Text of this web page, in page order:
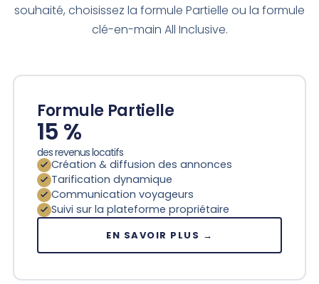
souhaité, choisissez la formule Partielle ou la formule
clé-en-main All Inclusive.
Formule Partielle
15 %
des revenus locatifs
Création & diffusion des annonces
Tarification dynamique
Communication voyageurs
Suivi sur la plateforme propriétaire
EN SAVOIR PLUS →